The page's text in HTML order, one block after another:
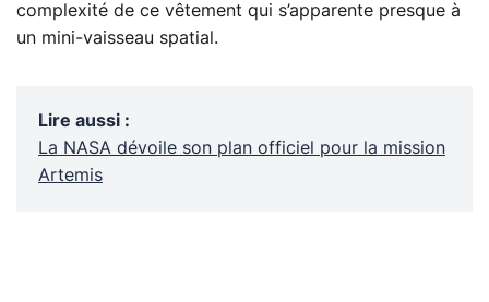
complexité de ce vêtement qui s’apparente presque à
un mini-vaisseau spatial.
Lire aussi :
La NASA dévoile son plan officiel pour la mission
Artemis